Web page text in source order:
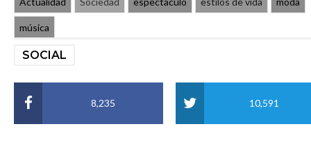
música
SOCIAL
8,235 10,591